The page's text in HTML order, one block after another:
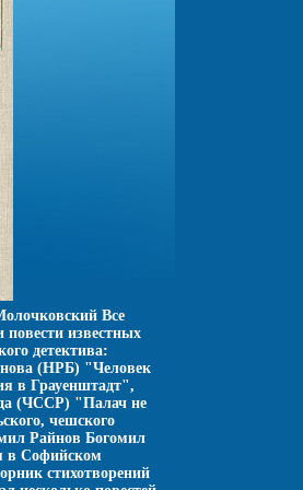
Все
известных
детектива:
(НРБ) "Человек
в Грауенштадт",
(ЧССР) "Палач не
чешского
Райнов Богомил
в Софийском
стихотворений